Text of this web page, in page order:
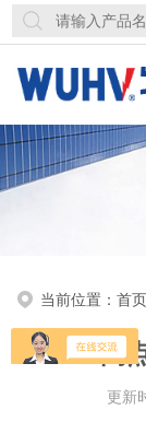
当前位置：首页
闪
更新